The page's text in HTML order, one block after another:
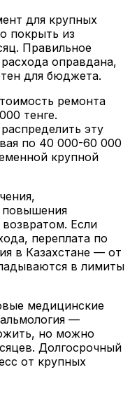
для крупных
покрыть из
Правильное
оправдана,
для бюджета.
ремонта
тенге.
эту
по 40 000-60 000
крупной
повышения
Если
переплата по
в Казахстане — от
в лимиты
медицинские
—
но можно
Долгосрочный
от крупных